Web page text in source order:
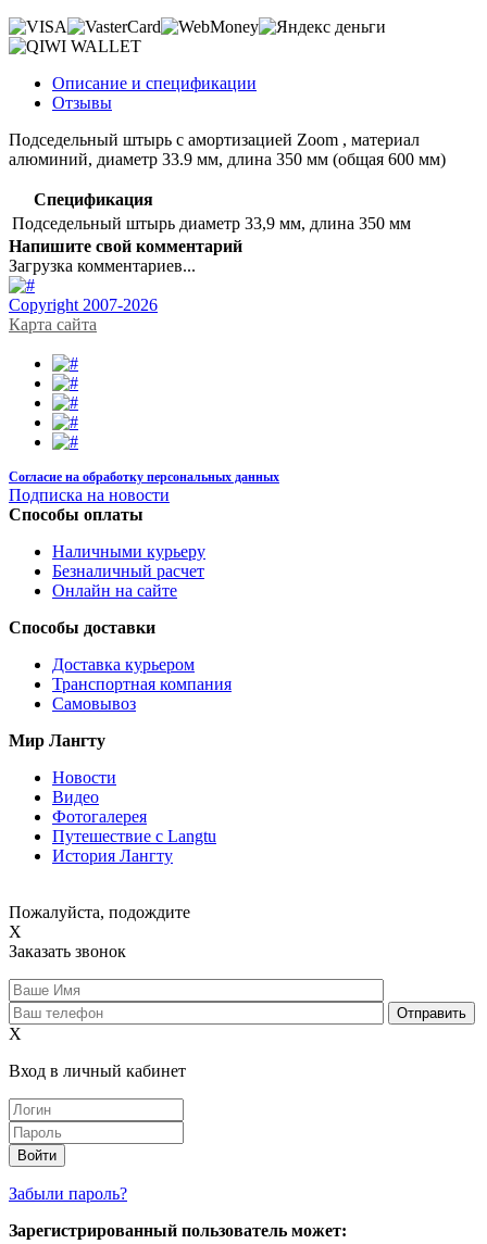
Описание и спецификации
Отзывы
Подседельный штырь с амортизацией Zoom , материал
алюминий, диаметр 33.9 мм, длина 350 мм (общая 600 мм)
Спецификация
Подседельный штырь диаметр 33,9 мм, длина 350 мм
Напишите свой комментарий
Загрузка комментариев...
Copyright 2007-2026
Карта сайта
Согласие на обработку персональных данных
Подписка на новости
Способы оплаты
Наличными курьеру
Безналичный расчет
Онлайн на сайте
Способы доставки
Доставка курьером
Транспортная компания
Самовывоз
Мир Лангту
Новости
Видео
Фотогалерея
Путешествие с Langtu
История Лангту
Пожалуйста, подождите
X
Заказать звонок
X
Вход в личный кабинет
Забыли пароль?
Зарегистрированный пользователь может: